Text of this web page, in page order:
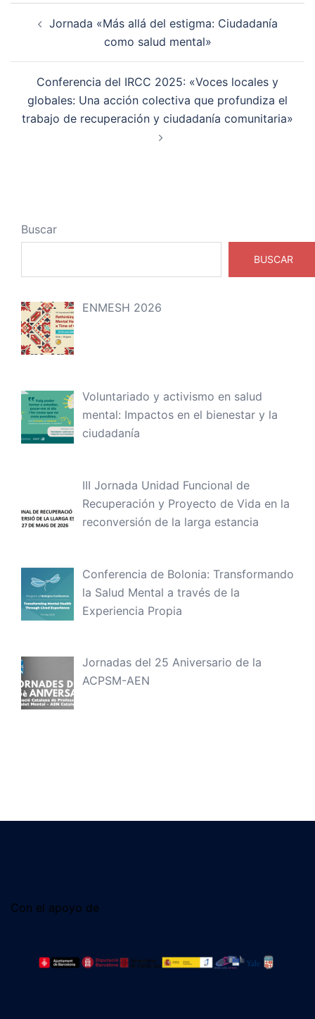
Jornada «Más allá del estigma: Ciudadanía
como salud mental»
Conferencia del IRCC 2025: «Voces locales y
globales: Una acción colectiva que profundiza el
trabajo de recuperación y ciudadanía comunitaria»
Buscar
BUSCAR
ENMESH 2026
Voluntariado y activismo en salud
mental: Impactos en el bienestar y la
ciudadanía
III Jornada Unidad Funcional de
Recuperación y Proyecto de Vida en la
reconversión de la larga estancia
Conferencia de Bolonia: Transformando
la Salud Mental a través de la
Experiencia Propia
Jornadas del 25 Aniversario de la
ACPSM-AEN
Con el apoyo de